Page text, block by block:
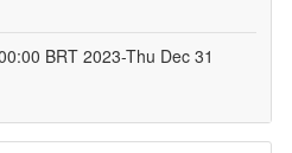
BRT 2023-Thu Dec 31